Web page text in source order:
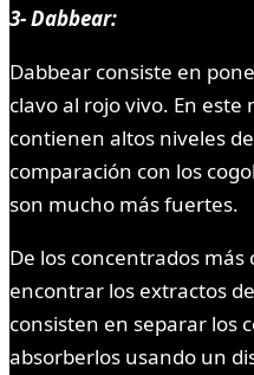
3- Dabbear:
Dabbear consiste en
clavo al rojo vivo. En
contienen altos niveles
comparación con los
son mucho más fuertes.
De los concentrados más
encontrar los extractos
consisten en separar los
absorberlos usando un